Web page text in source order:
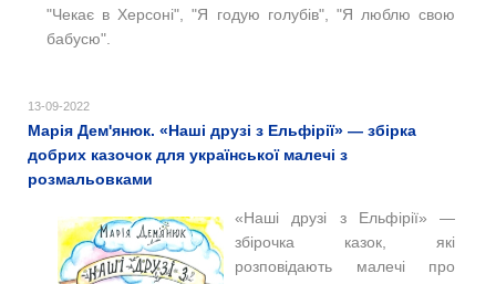
"Чекає в Херсоні", "Я годую голубів", "Я люблю свою
бабусю".
13-09-2022
Марія Дем'янюк. «Наші друзі з Ельфірії» — збірка
добрих казочок для української малечі з
розмальовками
«Наші друзі з Ельфірії» —
збірочка казок, які
розповідають малечі про